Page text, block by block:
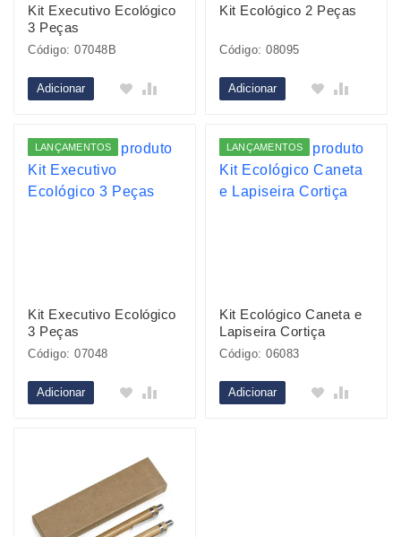
Kit Executivo Ecológico
3 Peças
Código: 07048B
Adicionar
Kit Ecológico 2 Peças
Código: 08095
Adicionar
LANÇAMENTOS
Kit Executivo Ecológico
3 Peças
Código: 07048
Adicionar
LANÇAMENTOS
Kit Ecológico Caneta e
Lapiseira Cortiça
Código: 06083
Adicionar